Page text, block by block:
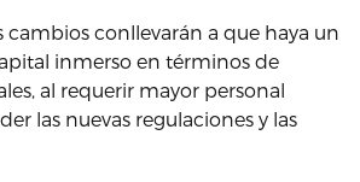
cambios conllevarán a que haya un
inmerso en términos de
al requerir mayor personal
las nuevas regulaciones y las